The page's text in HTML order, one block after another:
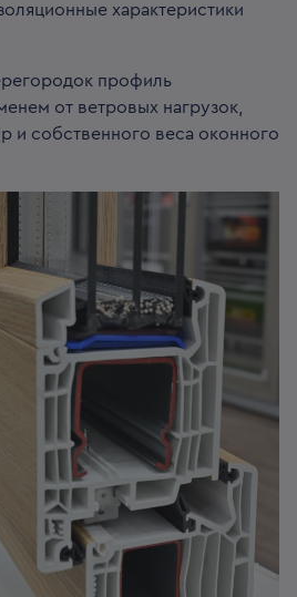
характеристики
профиль
от ветровых нагрузок,
и собственного веса оконного